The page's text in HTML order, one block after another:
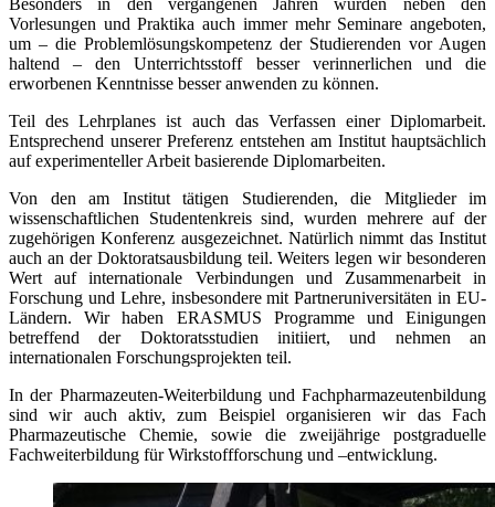
Besonders in den vergangenen Jahren wurden neben den
Vorlesungen und Praktika auch immer mehr Seminare angeboten,
um – die Problemlösungskompetenz der Studierenden vor Augen
haltend – den Unterrichtsstoff besser verinnerlichen und die
erworbenen Kenntnisse besser anwenden zu können.
Teil des Lehrplanes ist auch das Verfassen einer Diplomarbeit.
Entsprechend unserer Preferenz entstehen am Institut hauptsächlich
auf experimenteller Arbeit basierende Diplomarbeiten.
Von den am Institut tätigen Studierenden, die Mitglieder im
wissenschaftlichen Studentenkreis sind, wurden mehrere auf der
zugehörigen Konferenz ausgezeichnet. Natürlich nimmt das Institut
auch an der Doktoratsausbildung teil. Weiters legen wir besonderen
Wert auf internationale Verbindungen und Zusammenarbeit in
Forschung und Lehre, insbesondere mit Partneruniversitäten in EU-
Ländern. Wir haben ERASMUS Programme und Einigungen
betreffend der Doktoratsstudien initiiert, und nehmen an
internationalen Forschungsprojekten teil.
In der Pharmazeuten-Weiterbildung und Fachpharmazeutenbildung
sind wir auch aktiv, zum Beispiel organisieren wir das Fach
Pharmazeutische Chemie, sowie die zweijährige postgraduelle
Fachweiterbildung für Wirkstoffforschung und –entwicklung.